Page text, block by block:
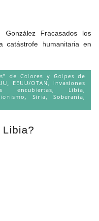
González Fracasados los
catástrofe humanitaria en
de Colores y Golpes de
EEUU/OTAN
Invasiones
encubiertas
Libia
Siria ,Soberanía
Libia?